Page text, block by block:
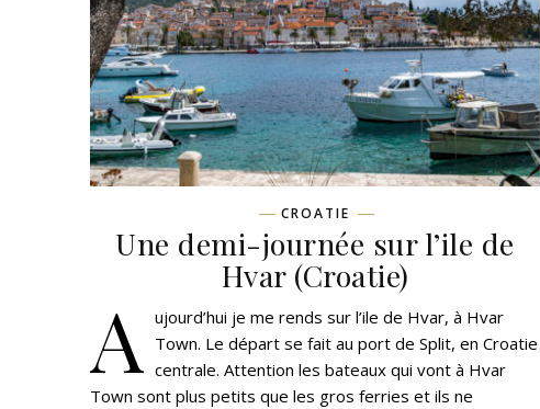
CROATIE
Une demi-journée sur l’ile de
Hvar (Croatie)
A ujourd’hui je me rends sur l’ile de Hvar, à Hvar
Town. Le départ se fait au port de Split, en Croatie
centrale. Attention les bateaux qui vont à Hvar
Town sont plus petits que les gros ferries et ils ne